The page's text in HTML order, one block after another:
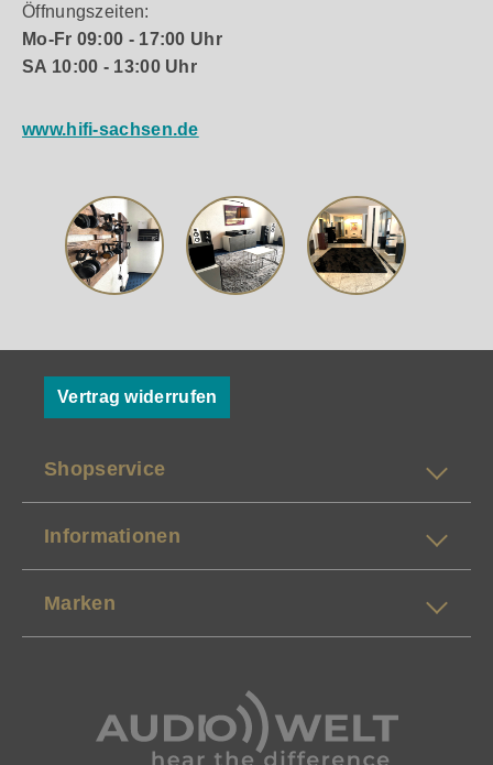
Öffnungszeiten:
Mo-Fr 09:00 - 17:00 Uhr
SA 10:00 - 13:00 Uhr
www.hifi-sachsen.de
Vertrag widerrufen
Shopservice
Informationen
Marken